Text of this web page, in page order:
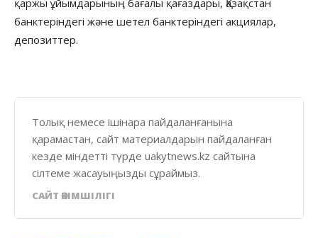
банктеріндегі және шетел банктеріндегі акциялар,
депозиттер.
Толық немесе ішінара пайдаланғанына
қарамастан, сайт материалдарын пайдаланған
кезде міндетті түрде uakytnews.kz сайтына
сілтеме жасауыңызды сұраймыз.
САЙТ ӘКІМШІЛІГІ